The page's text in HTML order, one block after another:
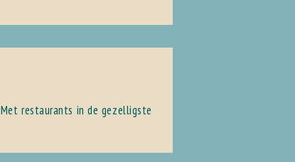
restaurants in de gezelligste